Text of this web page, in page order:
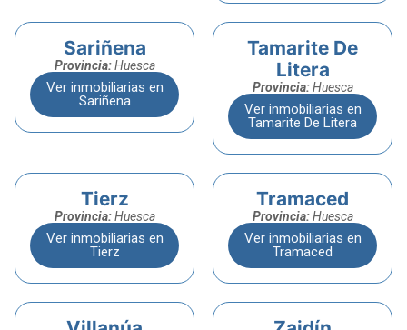
Sariñena
Provincia:Huesca
Ver inmobiliarias en
Sariñena
Tamarite De
Litera
Provincia:Huesca
Ver inmobiliarias en
Tamarite De Litera
Tierz
Provincia:Huesca
Ver inmobiliarias en
Tierz
Tramaced
Provincia:Huesca
Ver inmobiliarias en
Tramaced